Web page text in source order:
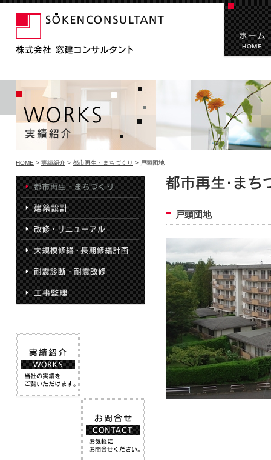
HOME > 実績紹介 > 都市再生・まちづくり > 戸頭団地
戸頭団地